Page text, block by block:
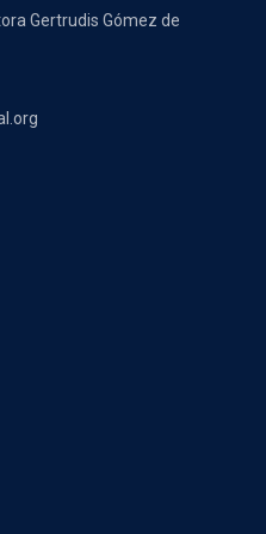
Gertrudis Gómez de